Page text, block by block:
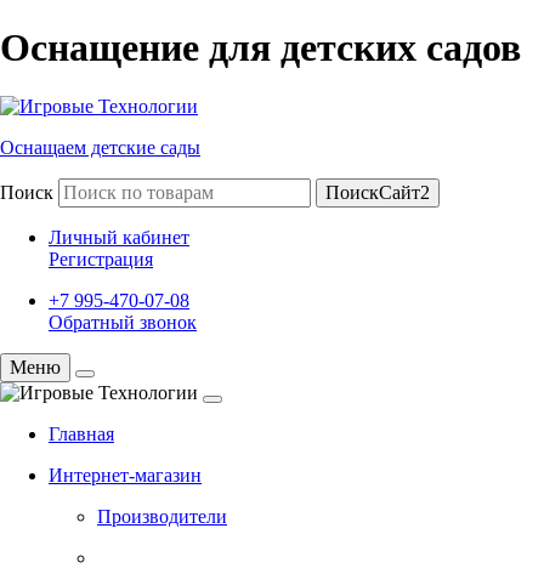
Оснащение для детских садов
Оснащаем детские сады
Поиск ПоискСайт2
Личный кабинет
Регистрация
+7 995-470-07-08
Обратный звонок
Меню
Главная
Интернет-магазин
Производители